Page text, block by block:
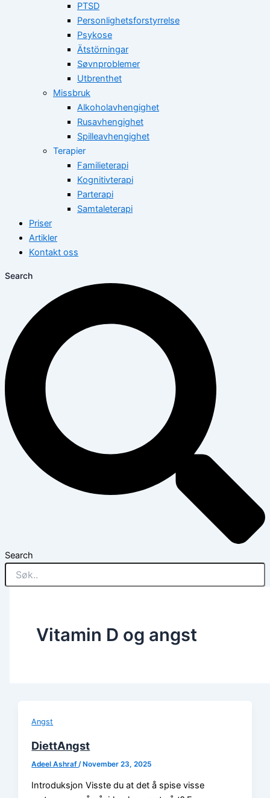
PTSD
Personlighetsforstyrrelse
Psykose
Ätstörningar
Søvnproblemer
Utbrenthet
Missbruk
Alkoholavhengighet
Rusavhengighet
Spilleavhengighet
Terapier
Familieterapi
Kognitivterapi
Parterapi
Samtaleterapi
Priser
Artikler
Kontakt oss
Search
Search
Vitamin D og angst
Angst
DiettAngst
Adeel Ashraf /November 23, 2025
Introduksjon Visste du at det å spise visse